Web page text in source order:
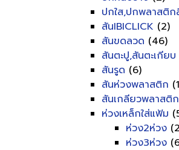
ปกใส,ปกพลาสติก
สันIBICLICK (2)
สันขดลวด (46)
สันตะปู,สันตะเกียบ
สันรูด (6)
สันห่วงพลาสติก
สันเกลียวพลาสติก
ห่วงเหล็กใส่แฟ้ม
ห่วง2ห่วง
ห่วง3ห่วง